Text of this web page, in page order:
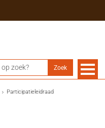
Participatieleidraad